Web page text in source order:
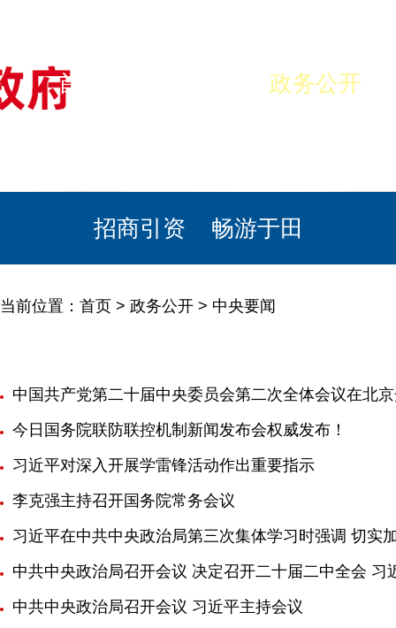
首页 政务公开
招商引资 畅游于田
当前位置： 首页 > 政务公开 > 中央要闻
中国共产党第二十届中央委员会第二次全体会议在北
今日国务院联防联控机制新闻发布会权威发布！
习近平对深入开展学雷锋活动作出重要指示
李克强主持召开国务院常务会议
习近平在中共中央政治局第三次集体学习时强调 切实
中共中央政治局召开会议 决定召开二十届二中全会 习
中共中央政治局召开会议 习近平主持会议